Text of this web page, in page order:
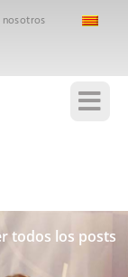
todos los posts